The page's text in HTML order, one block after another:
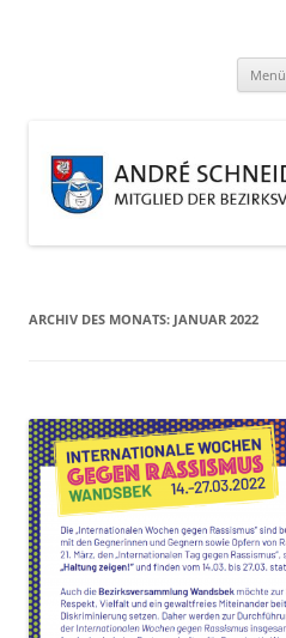
Menü
ARCHIV DES MONATS: JANUAR 2022